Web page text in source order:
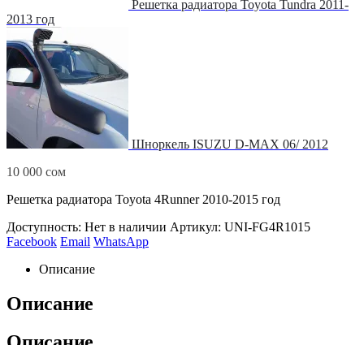
Решетка радиатора Toyota Tundra 2011-
2013 год
Шноркель ISUZU D-MAX 06/ 2012
10 000 сом
Решетка радиатора Toyota 4Runner 2010-2015 год
Доступность: Нет в наличии Артикул: UNI-FG4R1015
Facebook Email WhatsApp
Описание
Описание